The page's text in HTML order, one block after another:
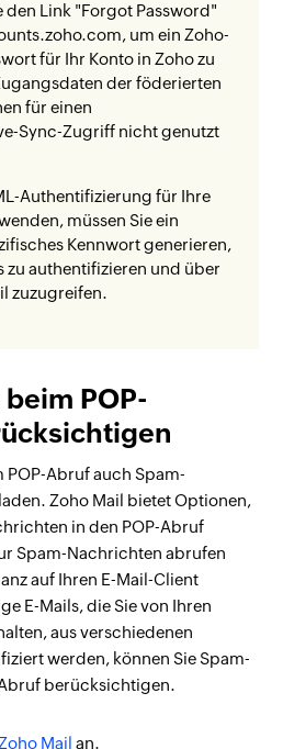
den Link "Forgot Password"
um ein Zoho-
für Ihr Konto in Zoho zu
der föderierten
für einen
Sync-Zugriff nicht genutzt
Authentifizierung für Ihre
müssen Sie ein
Kennwort generieren,
zu authentifizieren und über
zuzugreifen.
POP-
POP-Abruf auch Spam-
Zoho Mail bietet Optionen,
in den POP-Abruf
Spam-Nachrichten abrufen
auf Ihren E-Mail-Client
E-Mails, die Sie von Ihren
aus verschiedenen
werden, können Sie Spam-
berücksichtigen.
Zoho Mail an.